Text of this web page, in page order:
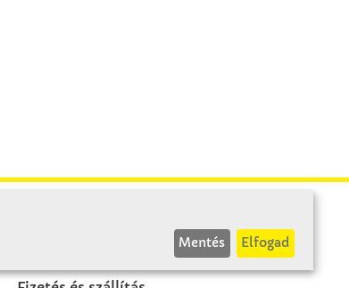
Mentés Elfogad